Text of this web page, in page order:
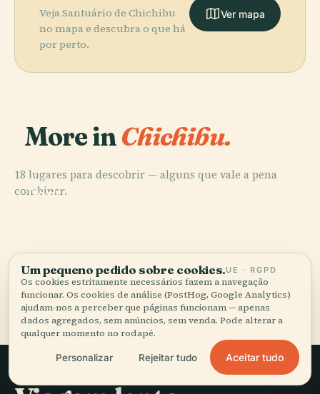
Veja Santuário de Chichibu
no mapa e descubra o que há
por perto.
Ver mapa
More inChichibu.
18 lugares para descobrir — alguns que vale a pena
combinar.
PLACE
Ponte Raiden
PLACE
Todos os 18 lugares em Chichibu
Um pequeno pedido sobre cookies.UE · RGPD
Os cookies estritamente necessários fazem a navegação
funcionar. Os cookies de análise (PostHog, Google Analytics)
ajudam-nos a perceber que páginas funcionam — apenas
dados agregados, sem anúncios, sem venda. Pode alterar a
qualquer momento no rodapé.
Personalizar Rejeitar tudo Aceitar tudo